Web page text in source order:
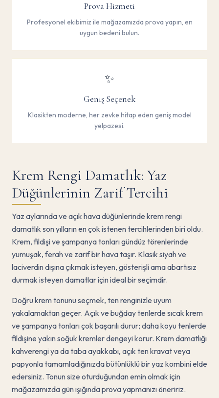
Prova Hizmeti
Profesyonel ekibimiz ile mağazamızda prova yapın, en
uygun bedeni bulun.
✨
Geniş Seçenek
Klasikten moderne, her zevke hitap eden geniş model
yelpazesi.
Krem Rengi Damatlık: Yaz
Düğünlerinin Zarif Tercihi
Yaz aylarında ve açık hava düğünlerinde krem rengi
damatlık son yılların en çok istenen tercihlerinden biri oldu.
Krem, fildişi ve şampanya tonları gündüz törenlerinde
yumuşak, ferah ve zarif bir hava taşır. Klasik siyah ve
laciverdin dışına çıkmak isteyen, gösterişli ama abartısız
durmak isteyen damatlar için ideal bir seçimdir.
Doğru krem tonunu seçmek, ten renginizle uyum
yakalamaktan geçer. Açık ve buğday tenlerde sıcak krem
ve şampanya tonları çok başarılı durur; daha koyu tenlerde
fildişine yakın soğuk kremler dengeyi korur. Krem damatlığı
kahverengi ya da taba ayakkabı, açık ten kravat veya
papyonla tamamladığınızda bütünlüklü bir yaz kombini elde
edersiniz. Tonun size oturduğundan emin olmak için
mağazamızda gün ışığında prova yapmanızı öneririz.